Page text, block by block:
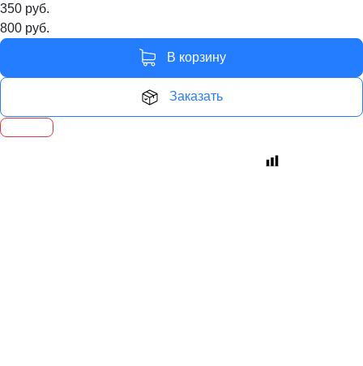
350 руб.
800 руб.
В корзину
Заказать